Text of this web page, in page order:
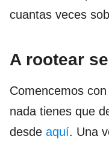
cuantas veces
A rootear
Comencemos
nada tienes que
desde aquí. Una